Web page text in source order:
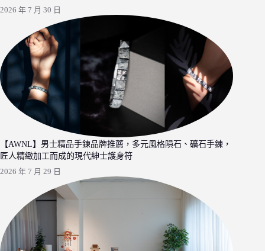
2026 年 7 月 30 日
【AWNL】男士精品手鍊品牌推薦，多元風格隕石、礦石手鍊，
匠人精緻加工而成的現代紳士護身符
2026 年 7 月 29 日